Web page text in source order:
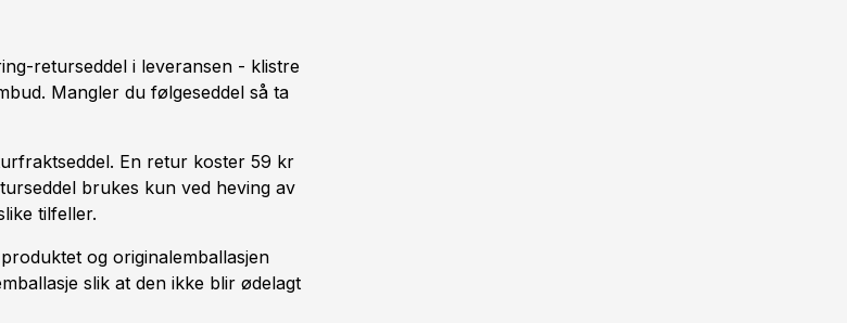
returseddel i leveransen - klistre
Mangler du følgeseddel så ta
En retur koster 59 kr
brukes kun ved heving av
tilfeller.
og originalemballasjen
slik at den ikke blir ødelagt